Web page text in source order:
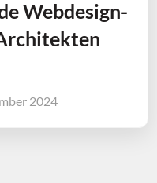
Webdesign-
2024